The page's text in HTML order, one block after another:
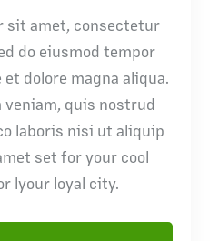
sit amet, consectetur
do eiusmod tempor
dolore magna aliqua.
veniam, quis nostrud
laboris nisi ut aliquip
set for your cool
lyour loyal city.